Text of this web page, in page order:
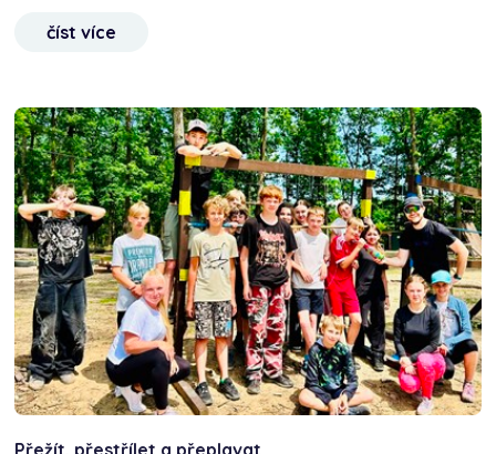
číst více
Přežít, přestřílet a přeplavat